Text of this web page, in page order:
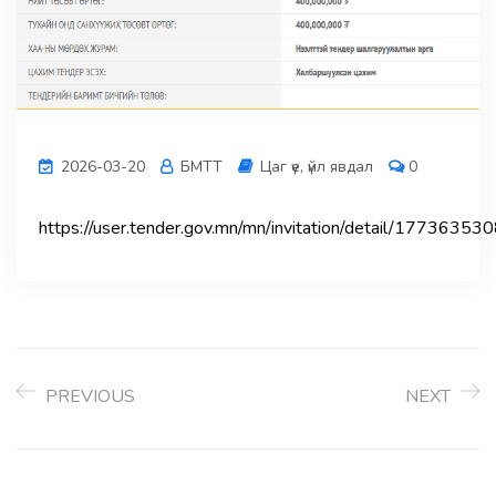
2026-03-20 БМТТ Цаг үе, үйл явдал 0
https://user.tender.gov.mn/mn/invitation/detail/
PREVIOUS NEXT